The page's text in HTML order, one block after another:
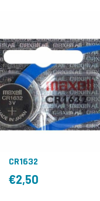
CR1632
€2,50